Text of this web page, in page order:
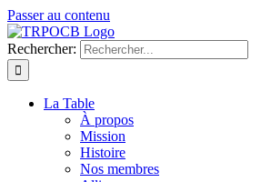
Passer au contenu
Rechercher:
La Table
À propos
Mission
Histoire
Nos membres